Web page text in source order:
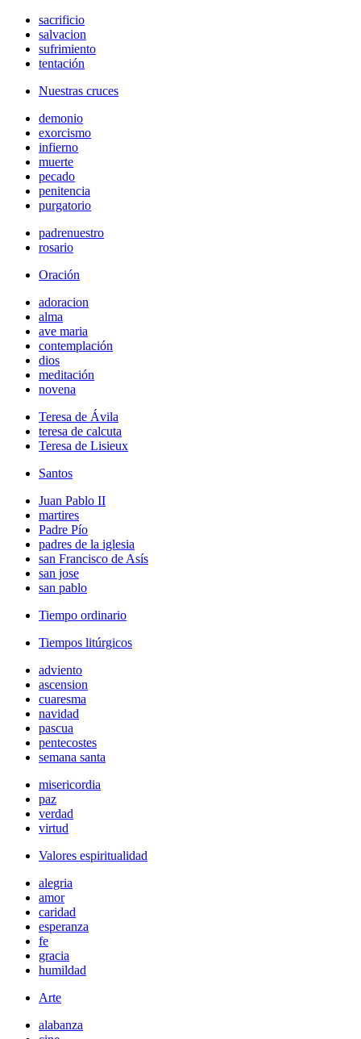
sacrificio
salvacion
sufrimiento
tentación
Nuestras cruces
demonio
exorcismo
infierno
muerte
pecado
penitencia
purgatorio
padrenuestro
rosario
Oración
adoracion
alma
ave maria
contemplación
dios
meditación
novena
Teresa de Ávila
teresa de calcuta
Teresa de Lisieux
Santos
Juan Pablo II
martires
Padre Pío
padres de la iglesia
san Francisco de Asís
san jose
san pablo
Tiempo ordinario
Tiempos litúrgicos
adviento
ascension
cuaresma
navidad
pascua
pentecostes
semana santa
misericordia
paz
verdad
virtud
Valores espiritualidad
alegria
amor
caridad
esperanza
fe
gracia
humildad
Arte
alabanza